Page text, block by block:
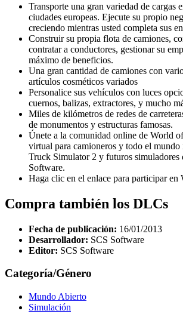
Transporte una gran variedad de cargas
ciudades europeas. Ejecute su propio
creciendo mientras usted completa sus
Construir su propia flota de camiones,
contratar a conductores, gestionar su
máximo de beneficios.
Una gran cantidad de camiones con
artículos cosméticos variados
Personalice sus vehículos con luces
cuernos, balizas, extractores, y mucho
Miles de kilómetros de redes de
de monumentos y estructuras famosas.
Únete a la comunidad online de World
virtual para camioneros y todo el mundo
Truck Simulator 2 y futuros simuladores
Software.
Haga clic en el enlace para participar en
Compra también los DLCs
Fecha de publicación: 16/01/2013
Desarrollador: SCS Software
Editor: SCS Software
Categoría/Género
Mundo Abierto
Simulación